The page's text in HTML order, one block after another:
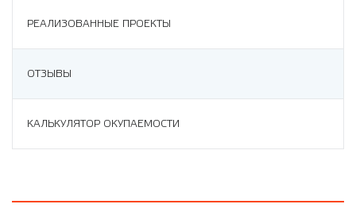
РЕАЛИЗОВАННЫЕ ПРОЕКТЫ
ОТЗЫВЫ
КАЛЬКУЛЯТОР ОКУПАЕМОСТИ